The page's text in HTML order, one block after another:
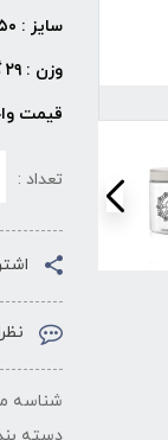
سایز : ۴۵۰ سی سی
وزن : ۲۹ گرم
قیمت واحد :
تعداد :
شناسه